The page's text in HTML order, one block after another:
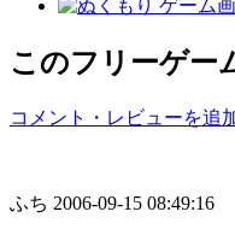
このフリーゲー
コメント・レビューを追
ふち 2006-09-15 08:49:16